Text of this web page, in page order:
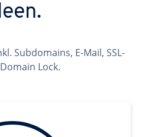
Subdomains, E-Mail, SSL-
Lock.